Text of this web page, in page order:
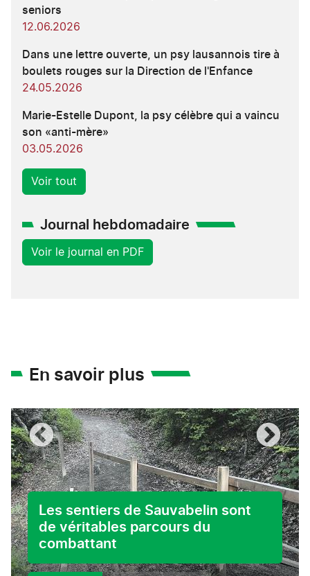
seniors
12.06.2026
Dans une lettre ouverte, un psy lausannois tire à
boulets rouges sur la Direction de l'Enfance
24.05.2026
Marie-Estelle Dupont, la psy célèbre qui a vaincu
son «anti-mère»
03.05.2026
Voir tout
Journal hebdomadaire
Voir le journal en PDF
En savoir plus
Les sentiers de Sauvabelin sont
de véritables parcours du
combattant